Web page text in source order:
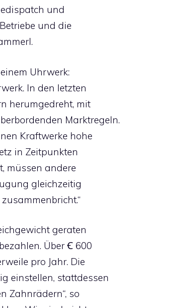
und
und die
Uhrwerk:
In den letzten
herumgedreht, mit
Marktregeln.
Kraftwerke hohe
in Zeitpunkten
müssen andere
gleichzeitig
geraten
Über Ꞓ 600
pro Jahr. Die
einstellen, stattdessen
Zahnrädern“, so